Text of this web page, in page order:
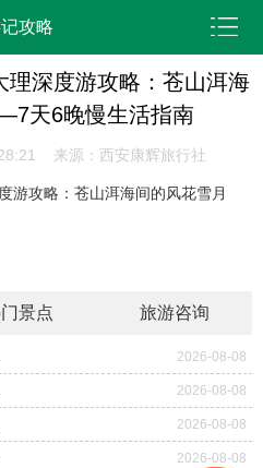
攻略
理深度游攻略：苍山洱海
天6晚慢生活指南​
来源：西安康辉旅行社
游攻略：苍山洱海间的风花雪月
景点 旅游咨询
2026-08-08
2026-08-08
2026-08-08
2026-08-08